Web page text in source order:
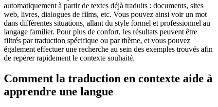
automatiquement à partir de textes déjà traduits : documents, sites
web, livres, dialogues de films, etc. Vous pouvez ainsi voir un mot
dans différentes situations, allant du style formel et professionnel au
langage familier. Pour plus de confort, les résultats peuvent être
filtrés par traduction spécifique ou par thème, et vous pouvez
également effectuer une recherche au sein des exemples trouvés afin
de repérer rapidement le contexte souhaité.
Comment la traduction en contexte aide à
apprendre une langue